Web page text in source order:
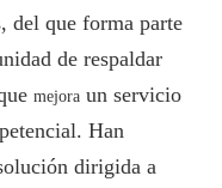
del que forma parte
de respaldar
mejora un servicio
Han
dirigida a